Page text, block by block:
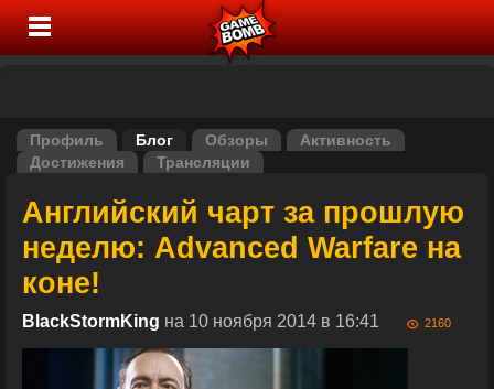
Профиль Блог Обзоры
Активность
Достижения
Трансляции
Английский чарт за прошлую
неделю: Advanced Warfare на
коне!
BlackStormKing на 10 ноября 2014 в 16:41 2160